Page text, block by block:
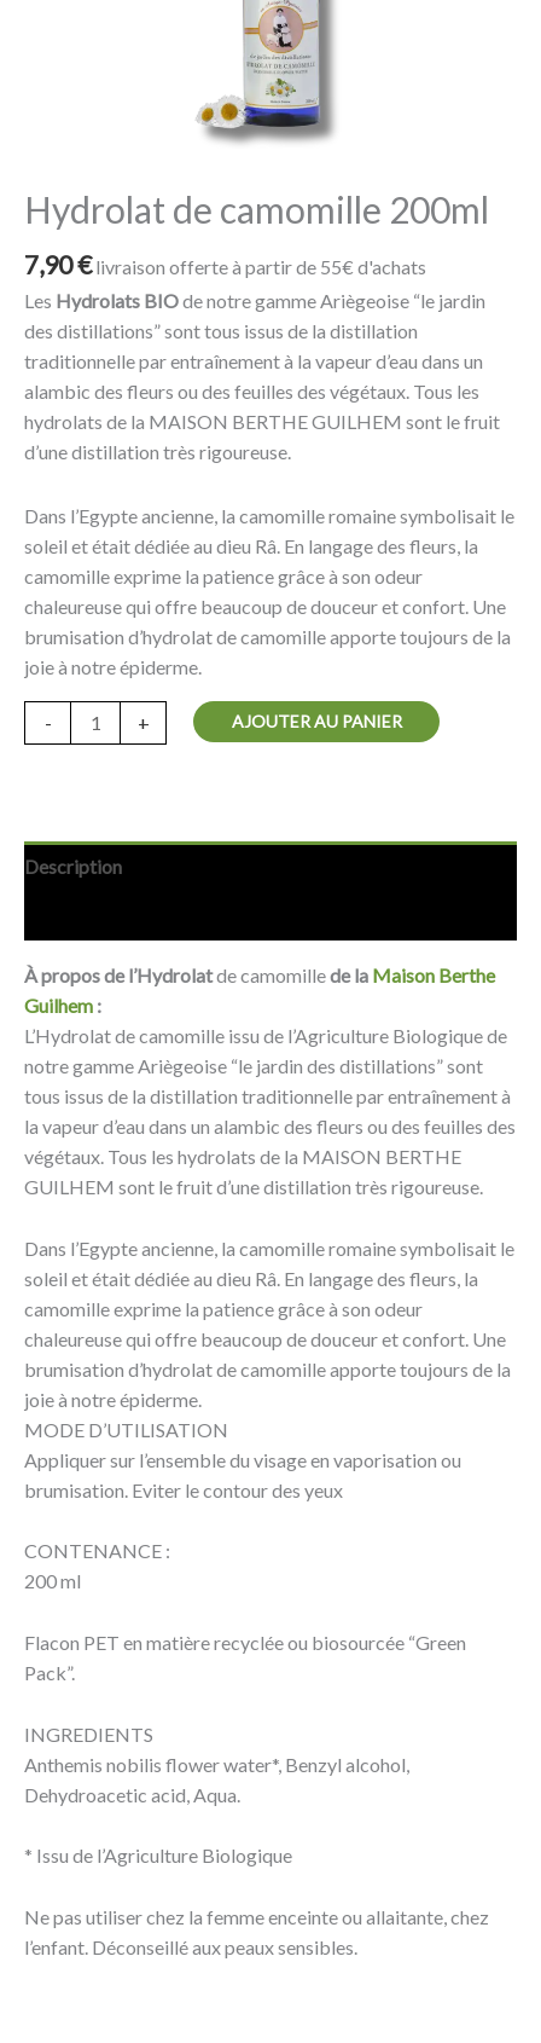
Hydrolat de camomille 200ml
7,90€ livraison offerte à partir de 55€ d'achats
Les Hydrolats BIOde notre gamme Ariègeoise “le jardin
des distillations” sont tous issus de la distillation
traditionnelle par entraînement à la vapeur d’eau dans un
alambic des fleurs ou des feuilles des végétaux. Tous les
hydrolats de la MAISON BERTHE GUILHEM sont le fruit
d’une distillation très rigoureuse.
Dans l’Egypte ancienne, la camomille romaine symbolisait le
soleil et était dédiée au dieu Râ. En langage des fleurs, la
camomille exprime la patience grâce à son odeur
chaleureuse qui offre beaucoup de douceur et confort. Une
brumisation d’hydrolat de camomille apporte toujours de la
joie à notre épiderme.
- + AJOUTER AU PANIER
Description
À propos de l’Hydrolatde camomillede la Maison Berthe
Guilhem :
L’Hydrolat de camomille issu de l’Agriculture Biologique de
notre gamme Ariègeoise “le jardin des distillations” sont
tous issus de la distillation traditionnelle par entraînement à
la vapeur d’eau dans un alambic des fleurs ou des feuilles des
végétaux. Tous les hydrolats de la MAISON BERTHE
GUILHEM sont le fruit d’une distillation très rigoureuse.
Dans l’Egypte ancienne, la camomille romaine symbolisait le
soleil et était dédiée au dieu Râ. En langage des fleurs, la
camomille exprime la patience grâce à son odeur
chaleureuse qui offre beaucoup de douceur et confort. Une
brumisation d’hydrolat de camomille apporte toujours de la
joie à notre épiderme.
MODE D’UTILISATION
Appliquer sur l’ensemble du visage en vaporisation ou
brumisation. Eviter le contour des yeux
CONTENANCE :
200 ml
Flacon PET en matière recyclée ou biosourcée “Green
Pack”.
INGREDIENTS
Anthemis nobilis flower water*, Benzyl alcohol,
Dehydroacetic acid, Aqua.
* Issu de l’Agriculture Biologique
Ne pas utiliser chez la femme enceinte ou allaitante, chez
l’enfant. Déconseillé aux peaux sensibles.